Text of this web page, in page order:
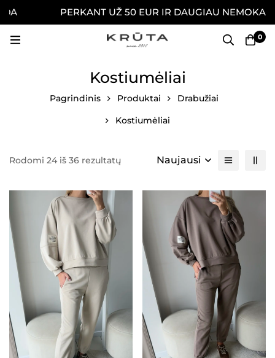
PERKANT UŽ 50 EUR IR DAUGIAU NEMOKAMAI
0
Kostiumėliai
Pagrindinis Produktai
Drabužiai
Kostiumėliai
Rodomi 24 iš 36 rezultatų Naujausi